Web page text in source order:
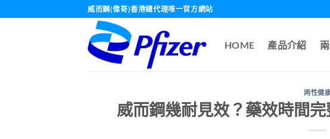
to
威而鋼(偉哥)香港總代理唯一官方網站
HOME 產品介紹
两性健
威而鋼幾耐見效？藥效時間